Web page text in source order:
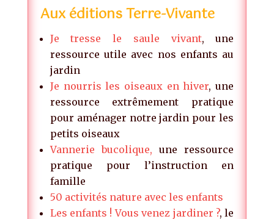
Aux éditions Terre-Vivante
Je tresse le saule vivant, une
ressource utile avec nos enfants au
jardin
Je nourris les oiseaux en hiver, une
ressource extrêmement pratique
pour aménager notre jardin pour les
petits oiseaux
Vannerie bucolique, une ressource
pratique pour l’instruction en
famille
50 activités nature avec les enfants
Les enfants ! Vous venez jardiner ?, le